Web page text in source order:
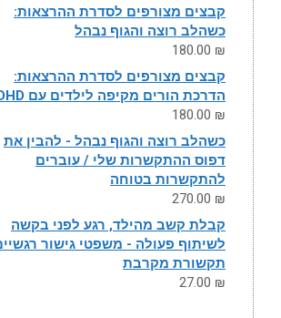
קבצים מצורפים לסדרת ההרצאות:
כשהלב רוצה והגוף נבהל
180.00 ₪
קבצים מצורפים לסדרת ההרצאות:
הדרכת הורים מקיפה לילדים עם ADHD
180.00 ₪
כשהלב רוצה והגוף נבהל - להבין את
דפוס ההתקשרות שלי / עוברים
להתקשרות בטוחה
270.00 ₪
קבלת קשב מהילד, רגע לפני בקשה
לשיתוף פעולה - משפטי גישור
תקשורת מקרבת
27.00 ₪